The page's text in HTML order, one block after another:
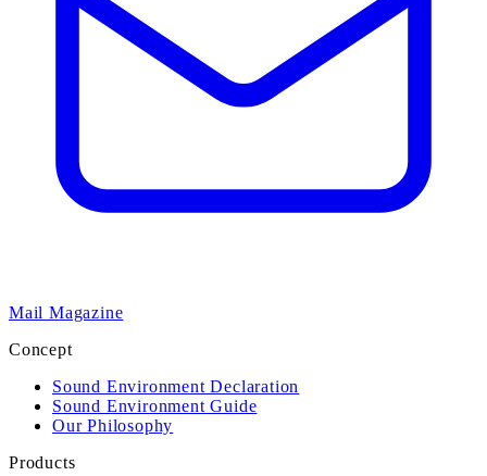
Mail Magazine
Concept
Sound Environment Declaration
Sound Environment Guide
Our Philosophy
Products